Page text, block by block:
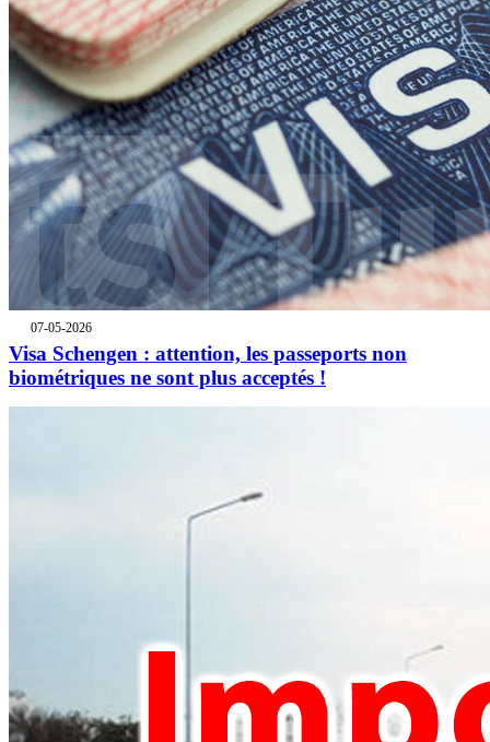
07-05-2026
Visa Schengen : attention, les passeports non
biométriques ne sont plus acceptés !